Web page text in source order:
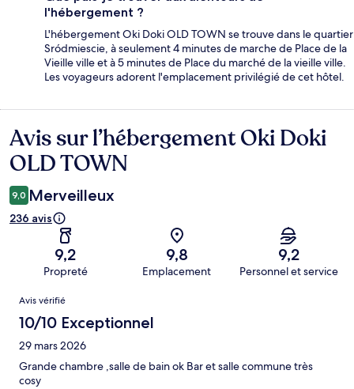
l'hébergement ?
L'hébergement Oki Doki OLD TOWN se trouve dans le quartier
Sródmiescie, à seulement 4 minutes de marche de Place de la
Vieille ville et à 5 minutes de Place du marché de la vieille ville.
Les voyageurs adorent l'emplacement privilégié de cet hôtel.
Avis
Avis sur l’hébergement Oki Doki
OLD TOWN
9,0 Merveilleux
236 avis
9,2
Propreté
9,8
Emplacement
9,2
Personnel et service
Avis
Avis vérifié
10/10 Exceptionnel
29 mars 2026
Grande chambre ,salle de bain ok Bar et salle commune très
cosy